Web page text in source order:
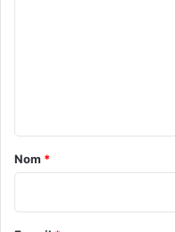
a
r
Nom *